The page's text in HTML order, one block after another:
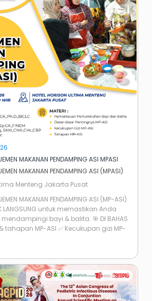
MAKANAN PENDAMPING ASI MPASI
MAKANAN PENDAMPING ASI (MPASI)
Menteng Jakarta Pusat
MAKANAN PENDAMPING ASI (MP-ASI)
LANGSUNG untuk memastikan Anda
bayi & balita. 🎯 DI BAHAS
tahapan MP-ASI ✅ Kecukupan gizi MP-